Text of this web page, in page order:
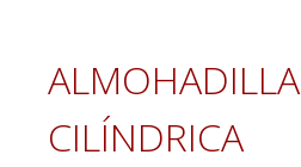
ALMOHADILLA
CILÍNDRICA